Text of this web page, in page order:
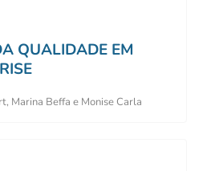
QUALIDADE EM
Marina Beffa e Monise Carla